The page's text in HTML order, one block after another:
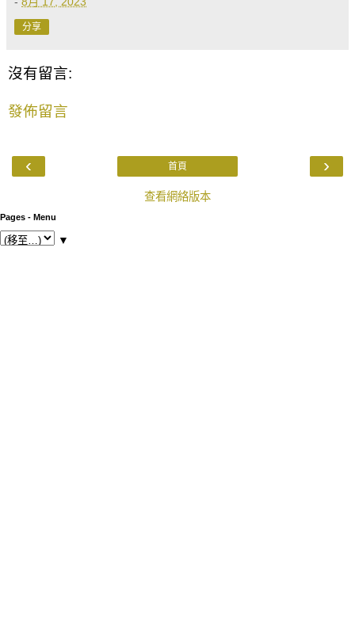
分享
沒有留言:
發佈留言
‹ ›
首頁
查看網絡版本
Pages - Menu
▼